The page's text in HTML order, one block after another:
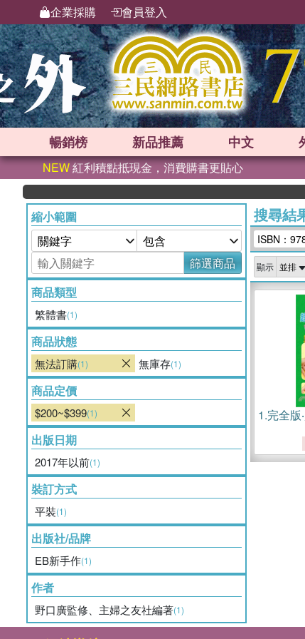
企業採購 會員登入
暢銷榜 新品推薦 中文
NEW紅利積點抵現金，消費購書更貼心
縮小範圍
篩選商品
商品類型
繁體書(1)
商品狀態
無法訂購(1) 無庫存(1)
商品定價
$200~$399(1)
出版日期
2017年以前(1)
裝訂方式
平裝(1)
出版社/品牌
EB新手作(1)
作者
野口廣監修、主婦之友社編著(1)
搜尋結
ISBN：
顯示
1.完全版